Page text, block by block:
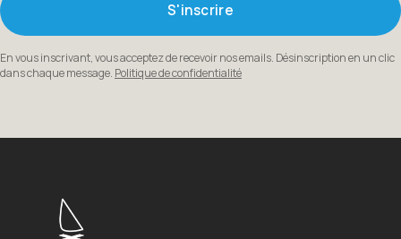
S'inscrire
En vous inscrivant, vous acceptez de recevoir nos emails. Désinscription en un clic
dans chaque message. Politique de confidentialité